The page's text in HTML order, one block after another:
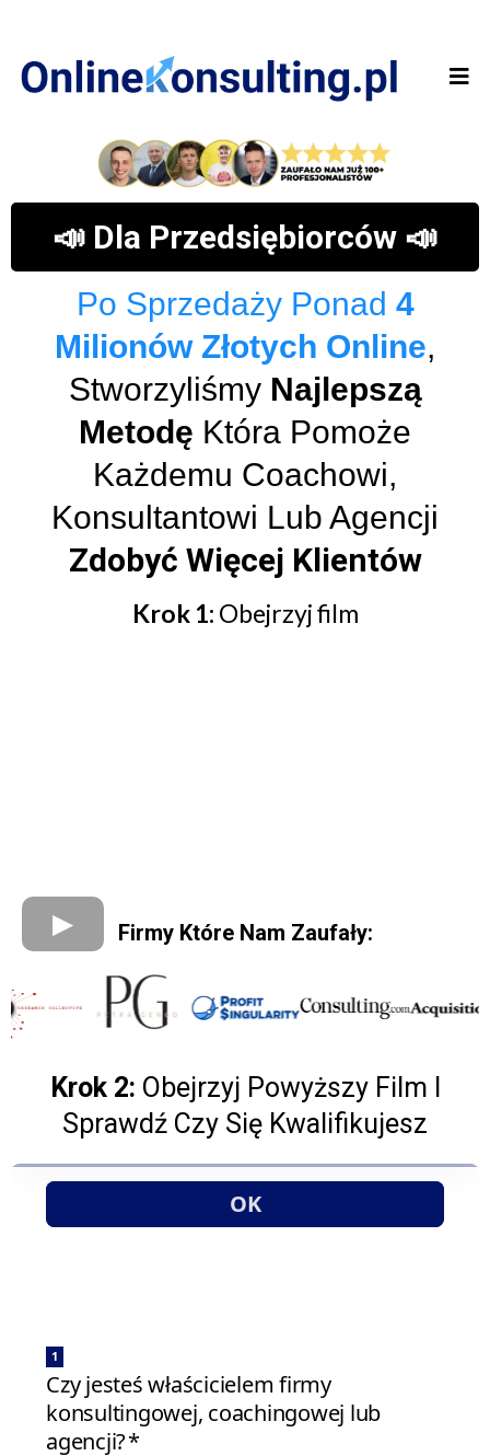
📣 Dla Przedsiębiorców 📣
Po Sprzedaży Ponad 4
Milionów Złotych Online,
Stworzyliśmy Najlepszą
Metodę Która Pomoże
Każdemu Coachowi,
Konsultantowi Lub Agencji
Zdobyć Więcej Klientów
Krok 1: Obejrzyj film
Firmy Które Nam Zaufały:
Krok 2: Obejrzyj Powyższy Film I
Sprawdź Czy Się Kwalifikujesz